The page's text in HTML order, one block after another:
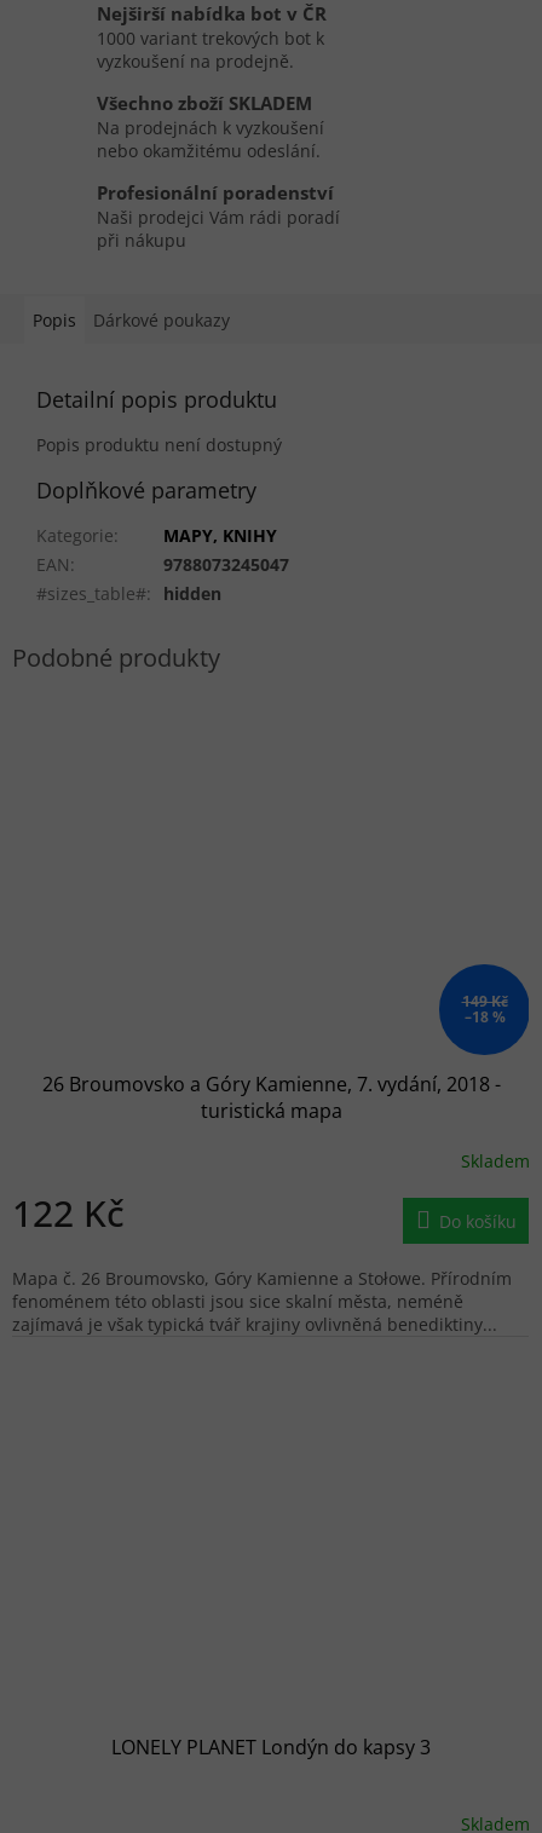
Nejširší nabídka bot v ČR
1000 variant trekových bot k
vyzkoušení na prodejně.
Všechno zboží SKLADEM
Na prodejnách k vyzkoušení
nebo okamžitému odeslání.
Profesionální poradenství
Naši prodejci Vám rádi poradí
při nákupu
Popis Dárkové poukazy
Detailní popis produktu
Popis produktu není dostupný
Doplňkové parametry
Kategorie:
MAPY, KNIHY
EAN:
9788073245047
#sizes_table#: hidden
149 Kč
–18 %
26 Broumovsko a Góry Kamienne, 7. vydání, 2018 -
turistická mapa
Skladem
122 Kč Do košíku
Mapa č. 26 Broumovsko, Góry Kamienne a Stołowe. Přírodním
fenoménem této oblasti jsou sice skalní města, neméně
zajímavá je však typická tvář krajiny ovlivněná benediktiny...
LONELY PLANET Londýn do kapsy 3
Skladem